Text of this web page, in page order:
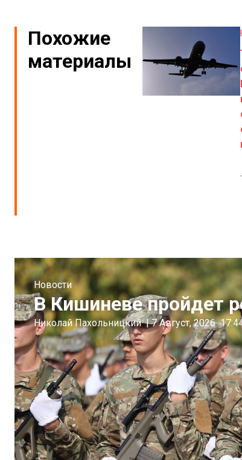
Похожие
материалы
-
Новости
В Кишиневе пройдет
Николай Пахольницкий | 7 Август, 2026